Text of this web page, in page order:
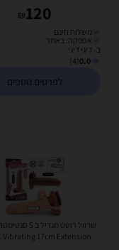
120
₪
משלוח חינם
אספקה: באתר
ב- דיגי דיגי
0.0
(4)
לפרטים נוספים
שרוול רוטט מגדיל
Vibrating 17cm Extension